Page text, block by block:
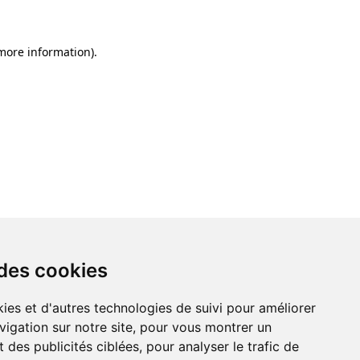
cookies
et d'autres technologies de suivi pour améliorer
sur notre site, pour vous montrer un
des publicités ciblées, pour analyser le trafic de
information).